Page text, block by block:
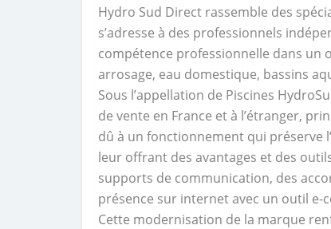
Hydro Sud Direct rassemble des
s’adresse à des professionnels
compétence professionnelle dans un
arrosage, eau domestique, bassins
Sous l’appellation de Piscines
de vente en France et à l’étranger,
dû à un fonctionnement qui préserve
leur offrant des avantages et des
supports de communication, des
présence sur internet avec un outil e-
Cette modernisation de la marque